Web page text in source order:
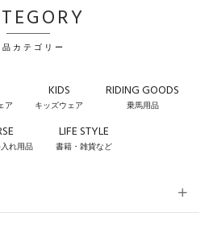
品カテゴリー
ア
KIDS
キッズウェア
RIDING GOODS
乗馬用品
れ用品
LIFE STYLE
書籍・雑貨など